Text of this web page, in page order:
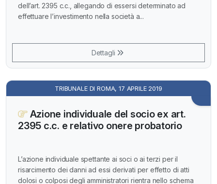
dell’art. 2395 c.c., allegando di essersi determinato ad
effettuare l’investimento nella società a...
Dettagli
TRIBUNALE DI ROMA, 17 APRILE 2019
Azione individuale del socio ex art.
2395 c.c. e relativo onere probatorio
L’azione individuale spettante ai soci o ai terzi per il
risarcimento dei danni ad essi derivati per effetto di atti
dolosi o colposi degli amministratori rientra nello schema